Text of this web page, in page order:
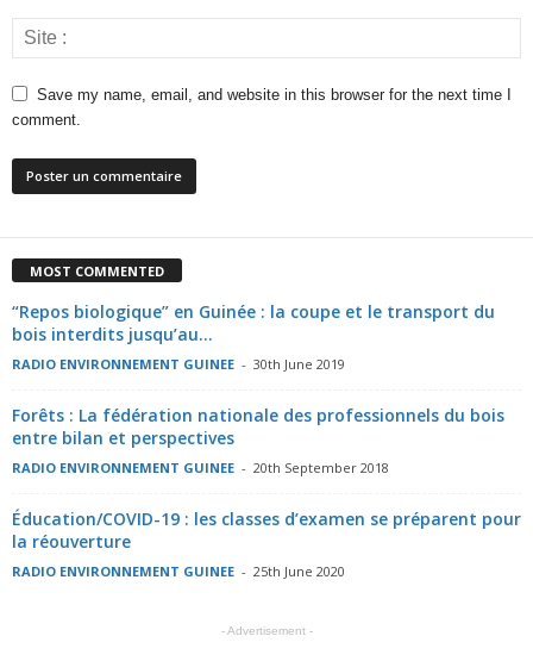
Save my name, email, and website in this browser for the next time I
comment.
MOST COMMENTED
“Repos biologique” en Guinée : la coupe et le transport du
bois interdits jusqu’au...
RADIO ENVIRONNEMENT GUINEE - 30th June 2019
Forêts : La fédération nationale des professionnels du bois
entre bilan et perspectives
RADIO ENVIRONNEMENT GUINEE - 20th September 2018
Éducation/COVID-19 : les classes d’examen se préparent pour
la réouverture
RADIO ENVIRONNEMENT GUINEE - 25th June 2020
- Advertisement -